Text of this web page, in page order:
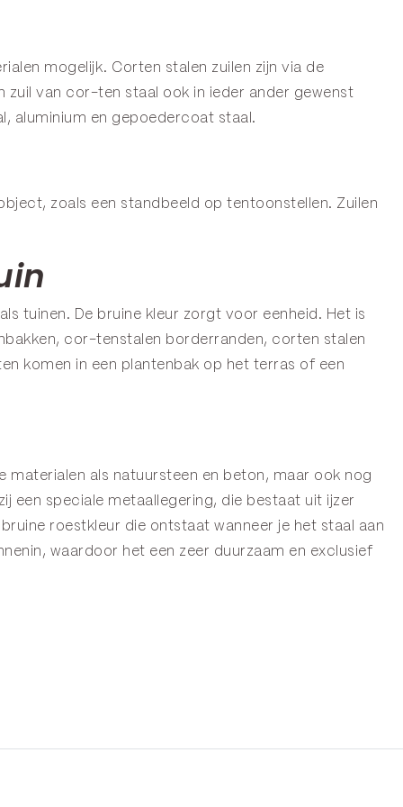
mogelijk. Corten stalen zuilen zijn via de
zuil van cor-ten staal ook in ieder ander gewenst
aluminium en gepoedercoat staal.
zoals een standbeeld op tentoonstellen. Zuilen
tuinen. De bruine kleur zorgt voor eenheid. Het is
cor-tenstalen borderranden, corten stalen
komen in een plantenbak op het terras of een
als natuursteen en beton, maar ook nog
een speciale metaallegering, die bestaat uit ijzer
roestkleur die ontstaat wanneer je het staal aan
waardoor het een zeer duurzaam en exclusief